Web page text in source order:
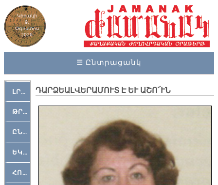
Կիրակի
9,
Օգոստոս
2026
☰ Ընտրացանկ
ԼՐԱՀՈՍ
ԹՐՔԱՀԱՅ ԿԵԱՆՔ
ԸՆԿԵՐԱՄՇԱԿՈՒԹԱՅԻՆ
ԵԿԵՂԵՑԱԿԱՆ
ՀՈԳԵՄՏԱՒՈՐ
ԴԱՐՁԵԱԼՎԵՐԱՄՈՒՏ Է ԵՒ ԱՇՈ՜ՒՆ